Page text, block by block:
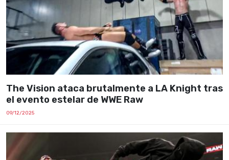
The Vision ataca brutalmente a LA Knight tras
el evento estelar de WWE Raw
09/12/2025